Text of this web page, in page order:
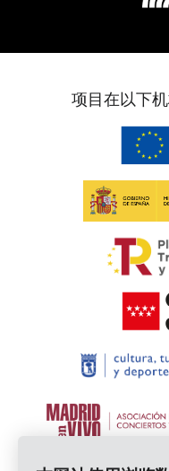
项目在以下